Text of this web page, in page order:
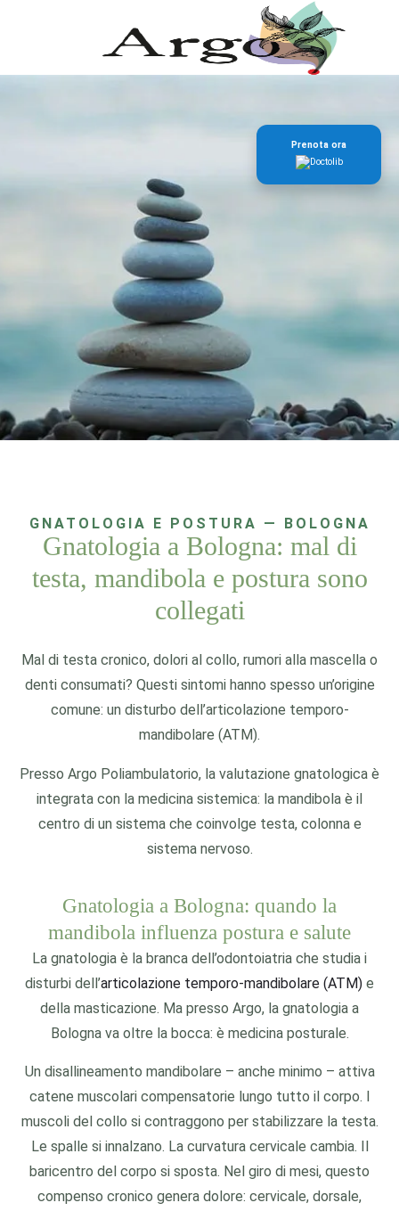
GNATOLOGIA E POSTURA — BOLOGNA
Gnatologia a Bologna: mal di
testa, mandibola e postura sono
collegati
Mal di testa cronico, dolori al collo, rumori alla mascella o
denti consumati? Questi sintomi hanno spesso un’origine
comune: un disturbo dell’articolazione temporo-
mandibolare (ATM).
Presso Argo Poliambulatorio, la valutazione gnatologica è
integrata con la medicina sistemica: la mandibola è il
centro di un sistema che coinvolge testa, colonna e
sistema nervoso.
Gnatologia a Bologna: quando la
mandibola influenza postura e salute
La gnatologia è la branca dell’odontoiatria che studia i
disturbi dell’articolazione temporo-mandibolare (ATM) e
della masticazione. Ma presso Argo, la gnatologia a
Bologna va oltre la bocca: è medicina posturale.
Un disallineamento mandibolare – anche minimo – attiva
catene muscolari compensatorie lungo tutto il corpo. I
muscoli del collo si contraggono per stabilizzare la testa.
Le spalle si innalzano. La curvatura cervicale cambia. Il
baricentro del corpo si sposta. Nel giro di mesi, questo
compenso cronico genera dolore: cervicale, dorsale,
Prenota ora